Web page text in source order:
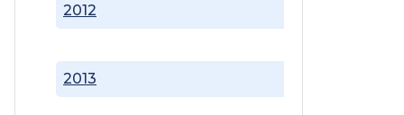
2012
2013